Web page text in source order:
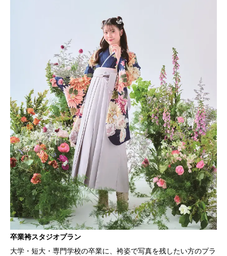
卒業袴スタジオプラン
大学・短大・専門学校の卒業に、袴姿で写真を残したい方のプラ